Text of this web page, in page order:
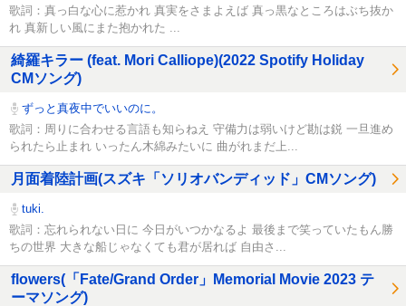
歌詞：真っ白な心に惹かれ 真実をさまよえば 真っ黒なところはぶち抜か
れ 真新しい風にまた抱かれた ...
綺羅キラー (feat. Mori Calliope)(2022 Spotify Holiday
CMソング)
ずっと真夜中でいいのに。
歌詞：周りに合わせる言語も知らねえ 守備力は弱いけど勘は鋭 一旦進め
られたら止まれ いったん木綿みたいに 曲がれまだ上...
月面着陸計画(スズキ「ソリオバンディッド」CMソング)
tuki.
歌詞：忘れられない日に 今日がいつかなるよ 最後まで笑っていたもん勝
ちの世界 大きな船じゃなくても君が居れば 自由さ...
flowers(「Fate/Grand Order」Memorial Movie 2023 テ
ーマソング)